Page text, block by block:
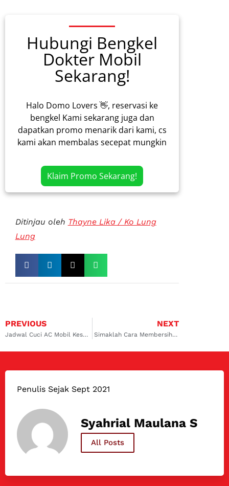
Hubungi Bengkel
Dokter Mobil
Sekarang!
Halo Domo Lovers 👋, reservasi ke
bengkel Kami sekarang juga dan
dapatkan promo menarik dari kami, cs
kami akan membalas secepat mungkin
Klaim Promo Sekarang!
Ditinjau oleh Thayne Lika / Ko Lung
Lung
PREVIOUS
Jadwal Cuci AC Mobil Kesayangan Anda
NEXT
Simaklah Cara Membersihkan Filter AC Mobil Agar AC Tidak Bau
Penulis Sejak Sept 2021
Syahrial Maulana S
All Posts